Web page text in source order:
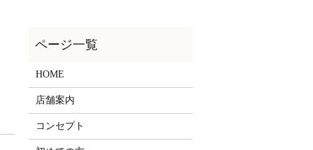
HOME
店舗案内
コンセプト